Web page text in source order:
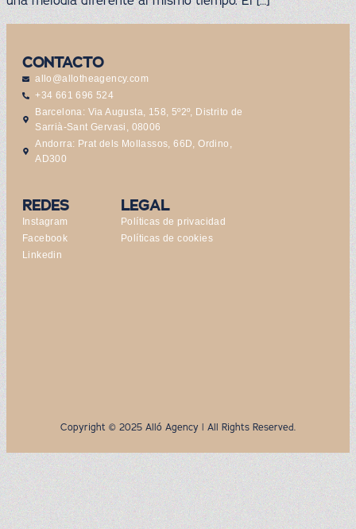
CONTACTO
allo@allotheagency.com
+34 661 696 524
Barcelona: Via Augusta, 158, 5º2º, Distrito de
Sarrià-Sant Gervasi, 08006
Andorra: Prat dels Mollassos, 66D, Ordino,
AD300
REDES
Instagram
Facebook
Linkedin
LEGAL
Políticas de privacidad
Políticas de cookies
Copyright © 2025 Alló Agency | All Rights Reserved.